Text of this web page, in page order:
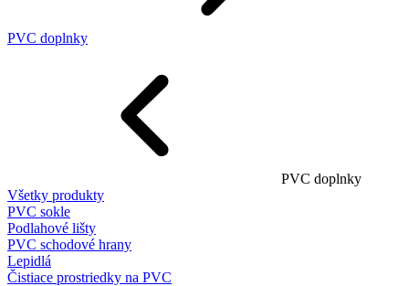
PVC doplnky
PVC doplnky
Všetky produkty
PVC sokle
Podlahové lišty
PVC schodové hrany
Lepidlá
Čistiace prostriedky na PVC